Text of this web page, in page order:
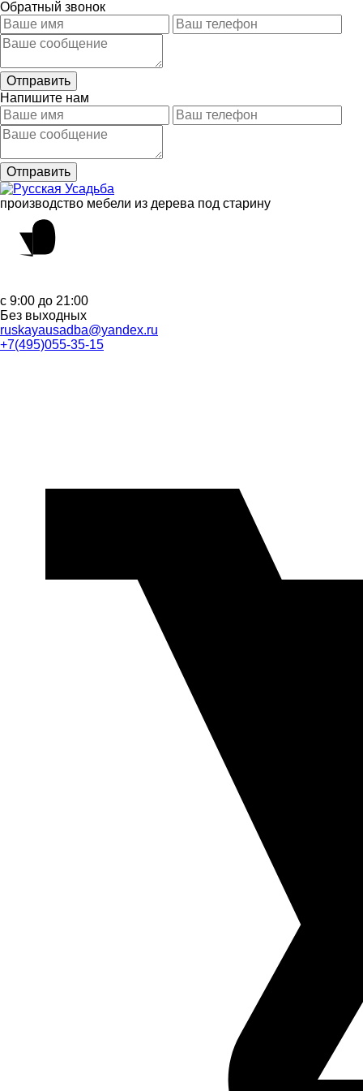
Обратный звонок
Напишите нам
производство мебели из дерева под старину
с 9:00 до 21:00
Без выходных
ruskayausadba@yandex.ru
+7(495)055-35-15